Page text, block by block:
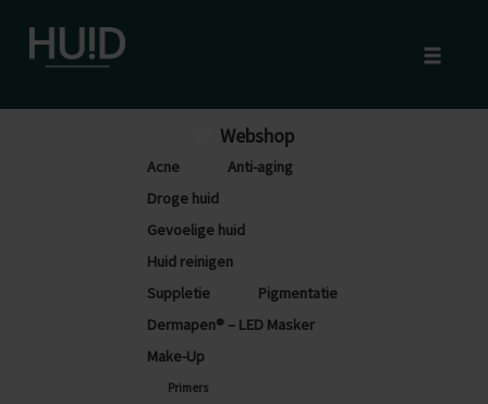
Webshop
Acne
Anti-aging
Droge huid
Gevoelige huid
Huid reinigen
Suppletie
Pigmentatie
Dermapen® – LED Masker
Make-Up
Primers